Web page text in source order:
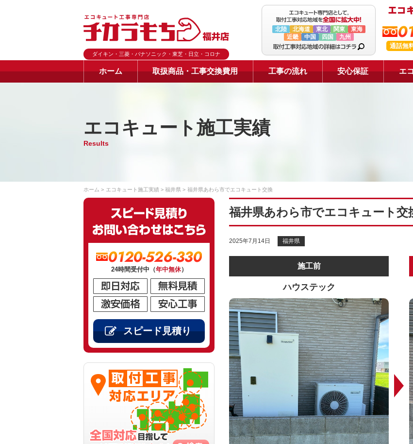
ダイキン・三菱・パナソニック・東芝・日立・コロナ
北陸 北海道 東北 関東
東海
近畿
中国 四国 九州
通話無
ホーム 取扱商品・工事交換費用 工事の流れ 安心保証 エ
エコキュート施工実績
Results
ホーム エコキュート施工実績 福井県 福井県あわら市でエコキュート交換
福井県あわら市でエコキュート交
2025年7月14日 福井県
施工前
ハウステック
0120-526-330
24時間受付中（年中無休）
スピード見積り